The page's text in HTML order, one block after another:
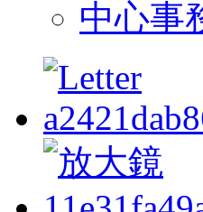
中心事